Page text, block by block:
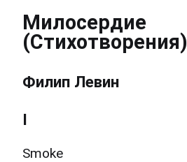
Милосердие
(Стихотворения)
Филип Левин
I
Smoke